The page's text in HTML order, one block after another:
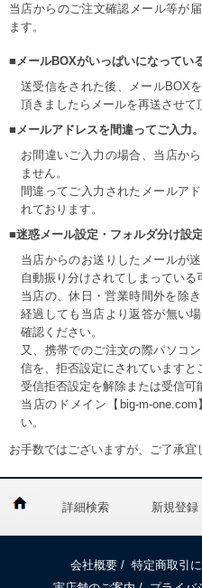
当店からのご注文確認メール等が
ます。
■メールBOXがいっぱいになっている
送受信をされた後、メールBOX
頂きましたらメールを再送させて
■メールアドレスを間違ってご入力。
お間違いご入力の場合、当店か
ません。
間違ってご入力されたメールア
れております。
■迷惑メール設定・フォルダ分け設定
当店からのお送りしたメールが
自動振り分けされてしまっている
当店の、休日・営業時間外を除
経過しても当店より返答が無い
確認ください。
又、携帯でのご注文の際パソコ
信を、拒否設定にされていますと
受信拒否設定を解除または受信可
当店のドメイン【big-m-
い。
お手数ではございますが、ご了承宜
詳細検索 新規登録
会社概要 / 特定商取引